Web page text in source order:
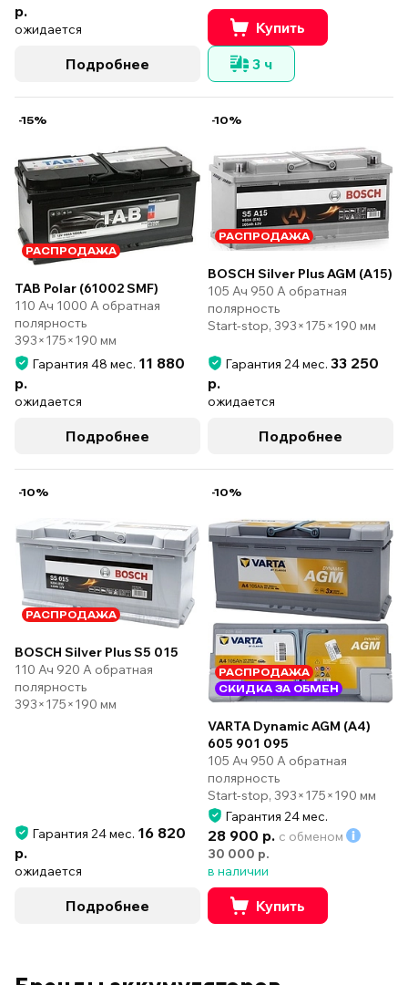
р.
ожидается
Подробнее
Купить
3 ч
-15%
РАСПРОДАЖА
TAB Polar (61002 SMF)
110 Ач 1000 А обратная
полярность
393×175×190 мм
Гарантия 48 мес. 11 880
р.
ожидается
Подробнее
-10%
РАСПРОДАЖА
BOSCH Silver Plus AGM (A15)
105 Ач 950 А обратная
полярность
Start-stop, 393×175×190 мм
Гарантия 24 мес. 33 250
р.
ожидается
Подробнее
-10%
РАСПРОДАЖА
BOSCH Silver Plus S5 015
110 Ач 920 А обратная
полярность
393×175×190 мм
Гарантия 24 мес. 16 820
р.
ожидается
Подробнее
-10%
РАСПРОДАЖА
СКИДКА ЗА ОБМЕН
VARTA Dynamic AGM (А4)
605 901 095
105 Ач 950 А обратная
полярность
Start-stop, 393×175×190 мм
Гарантия 24 мес.
28 900 р. с обменом
30 000 р.
в наличии
Купить